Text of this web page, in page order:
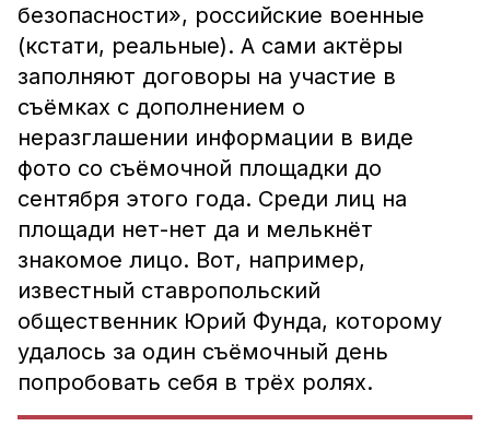
безопасности», российские военные
(кстати, реальные). А сами актёры
заполняют договоры на участие в
съёмках с дополнением о
неразглашении информации в виде
фото со съёмочной площадки до
сентября этого года. Среди лиц на
площади нет-нет да и мелькнёт
знакомое лицо. Вот, например,
известный ставропольский
общественник Юрий Фунда, которому
удалось за один съёмочный день
попробовать себя в трёх ролях.